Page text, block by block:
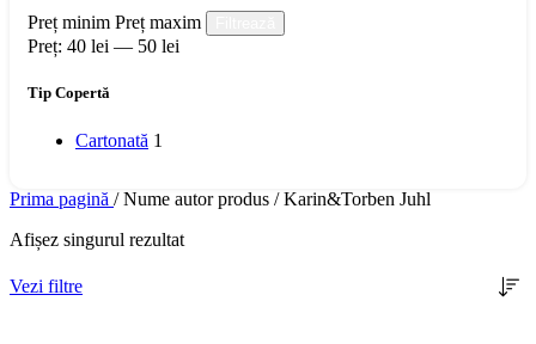
Preț minim Preț maxim
Preț: 40 lei — 50 lei
Tip Copertă
Cartonată 1
Prima pagină / Nume autor produs / Karin&Torben Juhl
Afișez singurul rezultat
Vezi filtre